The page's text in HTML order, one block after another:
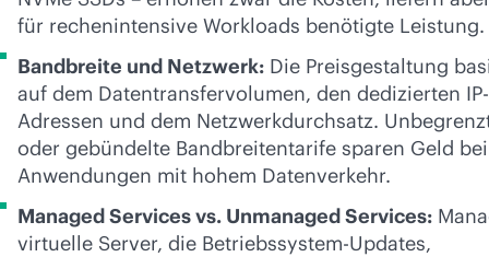
für rechenintensive Workloads benötigte Leistung.
Bandbreite und Netzwerk: Die Preisgestaltung
auf dem Datentransfervolumen, den dedizierten IP-
Adressen und dem Netzwerkdurchsatz.
oder gebündelte Bandbreitentarife sparen Geld bei
Anwendungen mit hohem Datenverkehr.
Managed Services vs. Unmanaged Services:
virtuelle Server, die Betriebssystem-Updates,